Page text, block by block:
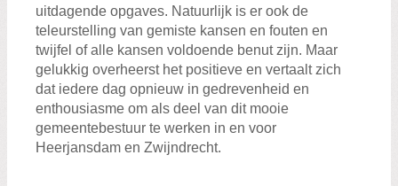
uitdagende opgaves. Natuurlijk is er ook de
teleurstelling van gemiste kansen en fouten en
twijfel of alle kansen voldoende benut zijn. Maar
gelukkig overheerst het positieve en vertaalt zich
dat iedere dag opnieuw in gedrevenheid en
enthousiasme om als deel van dit mooie
gemeentebestuur te werken in en voor
Heerjansdam en Zwijndrecht.